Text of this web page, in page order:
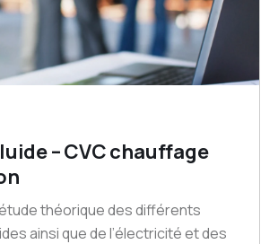
– CVC chauffage
étude théorique des différents
ainsi que de l’électricité et des